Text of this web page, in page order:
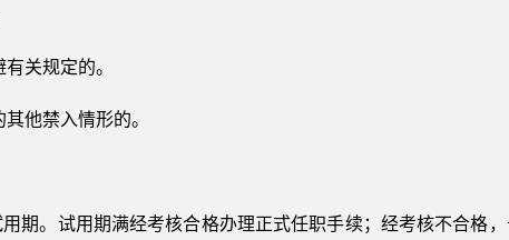
关规定的。
他禁入情形的。
期。试用期满经考核合格办理正式任职手续；经考核不合格